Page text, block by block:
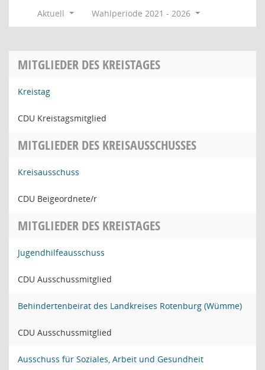
Aktuell
Wahlperiode 2021 - 2026
MITGLIEDER DES KREISTAGES
Kreistag
CDU Kreistagsmitglied
MITGLIEDER DES KREISAUSSCHUSSES
Kreisausschuss
CDU Beigeordnete/r
MITGLIEDER DES KREISTAGES
Jugendhilfeausschuss
CDU Ausschussmitglied
Behindertenbeirat des Landkreises Rotenburg (Wümme)
CDU Ausschussmitglied
Ausschuss für Soziales, Arbeit und Gesundheit